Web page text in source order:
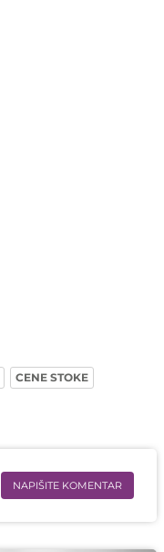
CENE STOKE
NAPIŠITE KOMENTAR